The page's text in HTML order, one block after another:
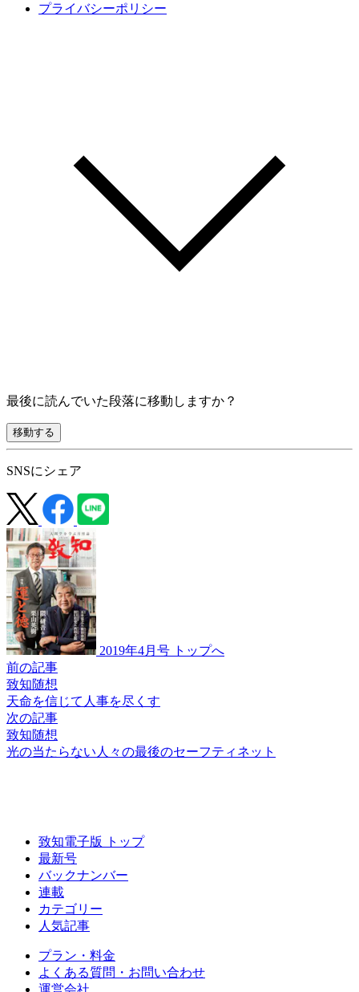
プライバシーポリシー
最後に読んでいた段落に移動しますか？
移動する
SNSにシェア
2019年4月号 トップへ
前の記事
致知随想
天命を信じて人事を尽くす
次の記事
致知随想
光の当たらない人々の最後のセーフティネット
致知電子版 トップ
最新号
バックナンバー
連載
カテゴリー
人気記事
プラン・料金
よくある質問・お問い合わせ
運営会社